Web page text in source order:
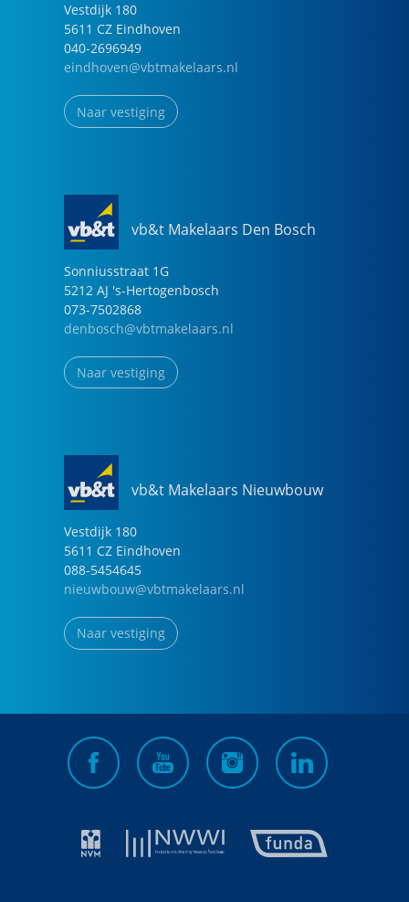
Vestdijk 180
5611 CZ Eindhoven
040-2696949
eindhoven@vbtmakelaars.nl
Naar vestiging
vb&t Makelaars Den Bosch
Sonniusstraat 1G
5212 AJ 's-Hertogenbosch
073-7502868
denbosch@vbtmakelaars.nl
Naar vestiging
vb&t Makelaars Nieuwbouw
Vestdijk 180
5611 CZ Eindhoven
088-5454645
nieuwbouw@vbtmakelaars.nl
Naar vestiging